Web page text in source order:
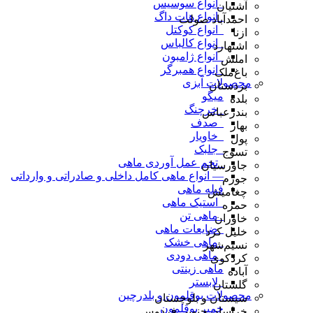
_انواع سوسیس
_انواع هات داگ
_انواع کوکتل
_انواع کالباس
_انواع ژامبون
_انواع همبرگر
محصولات آبزی
میگو
_خرچنگ
_صدف
_خاویار
_جلبک
_تخم عمل آوردی ماهی
— انواع ماهی کامل داخلی و صادراتی و وارداتی
فیله ماهی
_استیک ماهی
_ماهی تن
_ضایعات ماهی
_ماهی خشک
_ماهی دودی
ماهی زینتی
_لابستر
محصولات بوقلمون و بلدرچین
خمیر بوقلمون
آشتیان
احمدآباد صولت
ازنا
اشتهارد
املش
باغ‌ملک
بردستان
بلده
بندرعباس
بهار
پول
تسوج
جاورسیان
جوزم
چغامیش
حمزه
خاوران
خلیل کرد
نسیم‌شهر
کردکوی
آباده
گلستان
سیستان و بلوچستان